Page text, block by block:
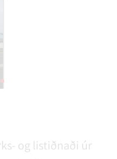
og listiðnaði úr